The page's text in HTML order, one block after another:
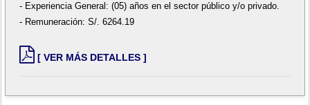
- Experiencia General: (05) años en el sector público y/o privado.
- Remuneración: S/. 6264.19
[ VER MÁS DETALLES ]